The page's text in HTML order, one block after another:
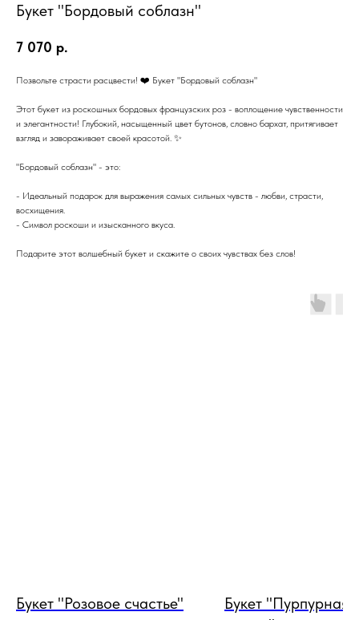
Букет "Бордовый соблазн"
7 070 р.
Позвольте страсти расцвести! ❤️ Букет "Бордовый соблазн"
Этот букет из роскошных бордовых французских роз - воплощение чувственности
и элегантности! Глубокий, насыщенный цвет бутонов, словно бархат, притягивает
взгляд и завораживает своей красотой. ✨
"Бордовый соблазн" - это:
- Идеальный подарок для выражения самых сильных чувств - любви, страсти,
восхищения.
- Символ роскоши и изысканного вкуса.
Подарите этот волшебный букет и скажите о своих чувствах без слов!
Букет "Розовое счастье"
Букет "Пурпурная